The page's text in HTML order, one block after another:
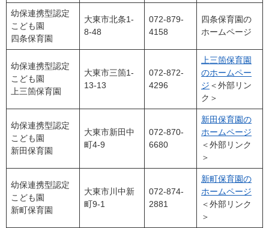
幼保連携型認定
こども園
四条保育園
大東市北条1-
8-48
072-879-
4158
四条保育園の
ホームページ
幼保連携型認定
こども園
上三箇保育園
大東市三箇1-
13-13
072-872-
4296
上三箇保育園
のホームペー
ジ ＜外部リン
ク＞
幼保連携型認定
こども園
新田保育園
大東市新田中
町4-9
072-870-
6680
新田保育園の
ホームページ
＜外部リンク
＞
幼保連携型認定
こども園
新町保育園
大東市川中新
町9-1
072-874-
2881
新町保育園の
ホームページ
＜外部リンク
＞